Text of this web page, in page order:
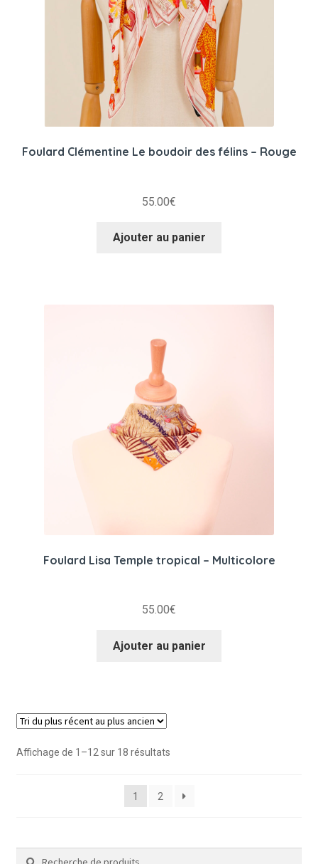
Foulard Clémentine Le boudoir des félins – Rouge
55.00€
Ajouter au panier
Foulard Lisa Temple tropical – Multicolore
55.00€
Ajouter au panier
Affichage de 1–12 sur 18 résultatsTrié
récent
ancien
1 2
Recherche
Recherche